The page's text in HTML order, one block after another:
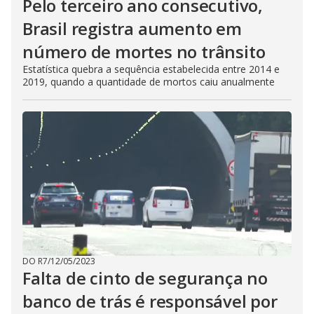
Pelo terceiro ano consecutivo,
Brasil registra aumento em
número de mortes no trânsito
Estatística quebra a sequência estabelecida entre 2014 e
2019, quando a quantidade de mortos caiu anualmente
DO R7/12/05/2023
Falta de cinto de segurança no
banco de trás é responsável por